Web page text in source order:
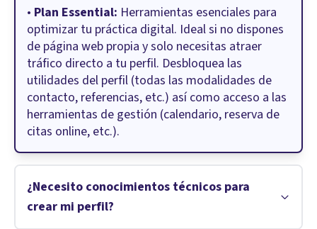
• Plan Essential: Herramientas esenciales para
optimizar tu práctica digital. Ideal si no dispones
de página web propia y solo necesitas atraer
tráfico directo a tu perfil. Desbloquea las
utilidades del perfil (todas las modalidades de
contacto, referencias, etc.) así como acceso a las
herramientas de gestión (calendario, reserva de
citas online, etc.).
¿Necesito conocimientos técnicos para
crear mi perfil?